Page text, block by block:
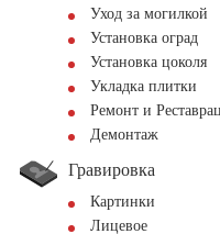
Уход за могилкой
Установка оград
Установка цоколя
Укладка плитки
Ремонт и
Демонтаж
Гравировка
Картинки
Лицевое